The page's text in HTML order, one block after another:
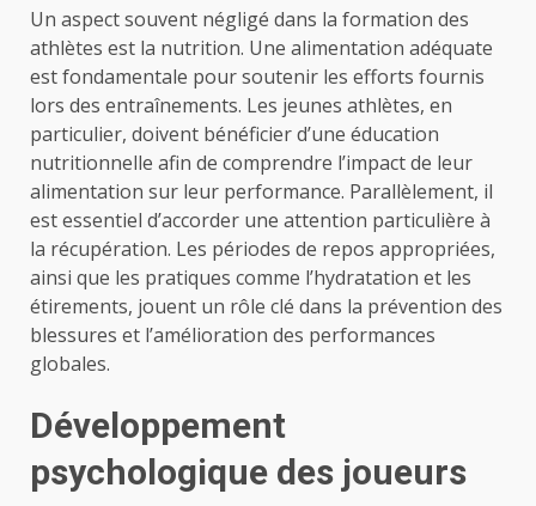
Un aspect souvent négligé dans la formation des
athlètes est la nutrition. Une alimentation adéquate
est fondamentale pour soutenir les efforts fournis
lors des entraînements. Les jeunes athlètes, en
particulier, doivent bénéficier d’une éducation
nutritionnelle afin de comprendre l’impact de leur
alimentation sur leur performance. Parallèlement, il
est essentiel d’accorder une attention particulière à
la récupération. Les périodes de repos appropriées,
ainsi que les pratiques comme l’hydratation et les
étirements, jouent un rôle clé dans la prévention des
blessures et l’amélioration des performances
globales.
Développement
psychologique des joueurs